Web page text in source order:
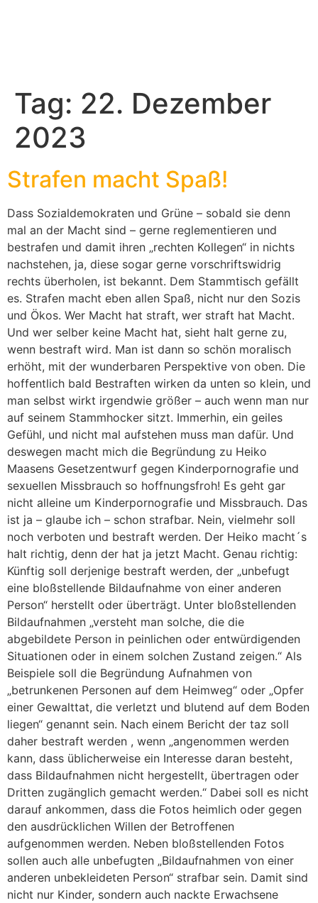
Tag: 22. Dezember
2023
Strafen macht Spaß!
Dass Sozialdemokraten und Grüne – sobald sie denn
mal an der Macht sind – gerne reglementieren und
bestrafen und damit ihren „rechten Kollegen“ in nichts
nachstehen, ja, diese sogar gerne vorschriftswidrig
rechts überholen, ist bekannt. Dem Stammtisch gefällt
es. Strafen macht eben allen Spaß, nicht nur den Sozis
und Ökos. Wer Macht hat straft, wer straft hat Macht.
Und wer selber keine Macht hat, sieht halt gerne zu,
wenn bestraft wird. Man ist dann so schön moralisch
erhöht, mit der wunderbaren Perspektive von oben. Die
hoffentlich bald Bestraften wirken da unten so klein, und
man selbst wirkt irgendwie größer – auch wenn man nur
auf seinem Stammhocker sitzt. Immerhin, ein geiles
Gefühl, und nicht mal aufstehen muss man dafür. Und
deswegen macht mich die Begründung zu Heiko
Maasens Gesetzentwurf gegen Kinderpornografie und
sexuellen Missbrauch so hoffnungsfroh! Es geht gar
nicht alleine um Kinderpornografie und Missbrauch. Das
ist ja – glaube ich – schon strafbar. Nein, vielmehr soll
noch verboten und bestraft werden. Der Heiko macht´s
halt richtig, denn der hat ja jetzt Macht. Genau richtig:
Künftig soll derjenige bestraft werden, der „unbefugt
eine bloßstellende Bildaufnahme von einer anderen
Person“ herstellt oder überträgt. Unter bloßstellenden
Bildaufnahmen „versteht man solche, die die
abgebildete Person in peinlichen oder entwürdigenden
Situationen oder in einem solchen Zustand zeigen.“ Als
Beispiele soll die Begründung Aufnahmen von
„betrunkenen Personen auf dem Heimweg“ oder „Opfer
einer Gewalttat, die verletzt und blutend auf dem Boden
liegen“ genannt sein. Nach einem Bericht der taz soll
daher bestraft werden , wenn „angenommen werden
kann, dass üblicherweise ein Interesse daran besteht,
dass Bildaufnahmen nicht hergestellt, übertragen oder
Dritten zugänglich gemacht werden.“ Dabei soll es nicht
darauf ankommen, dass die Fotos heimlich oder gegen
den ausdrücklichen Willen der Betroffenen
aufgenommen werden. Neben bloßstellenden Fotos
sollen auch alle unbefugten „Bildaufnahmen von einer
anderen unbekleideten Person“ strafbar sein. Damit sind
nicht nur Kinder, sondern auch nackte Erwachsene